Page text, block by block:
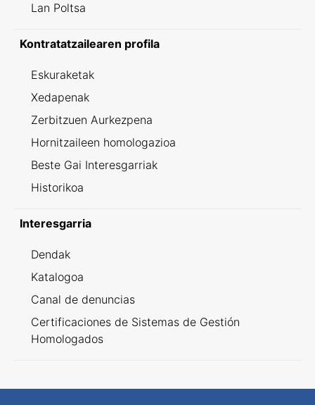
Lan Poltsa
Kontratatzailearen profila
Eskuraketak
Xedapenak
Zerbitzuen Aurkezpena
Hornitzaileen homologazioa
Beste Gai Interesgarriak
Historikoa
Interesgarria
Dendak
Katalogoa
Canal de denuncias
Certificaciones de Sistemas de Gestión
Homologados